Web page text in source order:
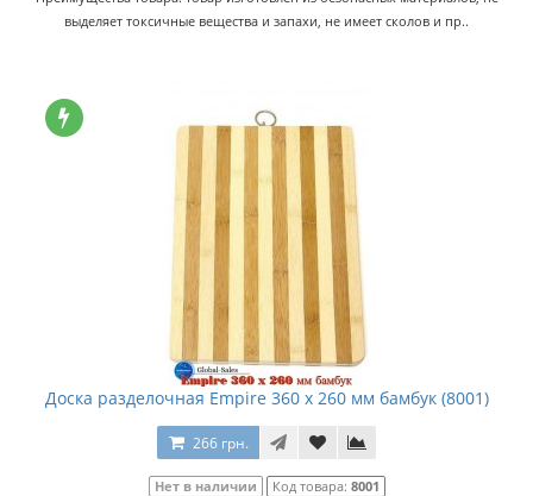
выделяет токсичные вещества и запахи, не имеет сколов и пр..
Доска разделочная Empire 360 x 260 мм бамбук (8001)
266 грн.
Нет в наличии Код товара: 8001